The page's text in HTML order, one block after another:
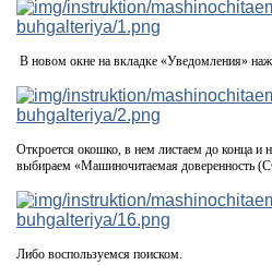
В новом окне на вкладке «Уведомления»
Откроется окошко, в нем листаем до конца
выбираем «Машиночитаемая доверенность
Либо воспользуемся поиском.